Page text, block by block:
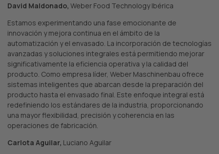
David Maldonado, Weber Food Technology Ibérica
Estamos experimentando una fase emocionante de
innovación y mejora continua en el ámbito de la
automatización y el envasado. La incorporación de tecnologías
avanzadas y soluciones integrales está permitiendo mejorar
significativamente la eficiencia operativa y la calidad del
producto. Como empresa líder, Weber Maschinenbau ofrece
sistemas inteligentes que abarcan desde la preparación del
producto hasta el envasado final. Este enfoque integral está
redefiniendo los estándares de la industria, proporcionando
una mayor flexibilidad, precisión y coherencia en las
operaciones de fabricación.
Carlota Aguilar, Luciano Aguilar